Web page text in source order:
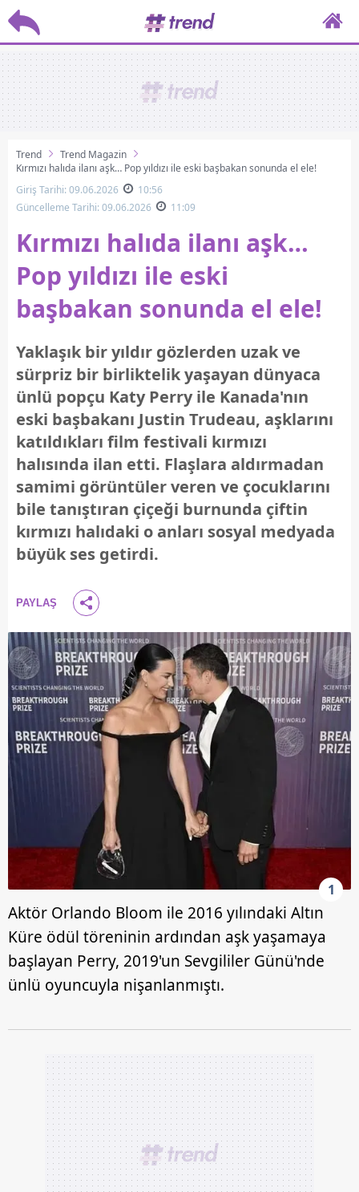
Trend
Trend Magazin
Kırmızı halıda ilanı aşk… Pop yıldızı ile eski başbakan sonunda el ele!
Giriş Tarihi: 09.06.2026
10:56
Güncelleme Tarihi: 09.06.2026
11:09
Kırmızı halıda ilanı aşk…
Pop yıldızı ile eski
başbakan sonunda el ele!
Yaklaşık bir yıldır gözlerden uzak ve
sürpriz bir birliktelik yaşayan dünyaca
ünlü popçu Katy Perry ile Kanada'nın
eski başbakanı Justin Trudeau, aşklarını
katıldıkları film festivali kırmızı
halısında ilan etti. Flaşlara aldırmadan
samimi görüntüler veren ve çocuklarını
bile tanıştıran çiçeği burnunda çiftin
kırmızı halıdaki o anları sosyal medyada
büyük ses getirdi.
PAYLAŞ
1
Aktör Orlando Bloom ile 2016 yılındaki Altın
Küre ödül töreninin ardından aşk yaşamaya
başlayan Perry, 2019'un Sevgililer Günü'nde
ünlü oyuncuyla nişanlanmıştı.